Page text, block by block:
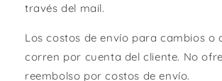
través del mail.
Los costos de envío para cambios o
corren por cuenta del cliente. No
reembolso por costos de envío.